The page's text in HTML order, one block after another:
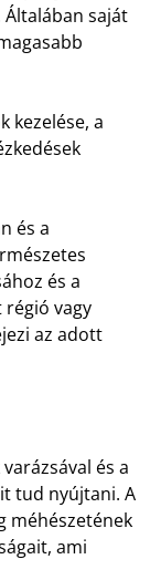
saját
kezelése, a
és a
és a
vagy
az adott
és a
tud nyújtani. A
méhészetének
ami